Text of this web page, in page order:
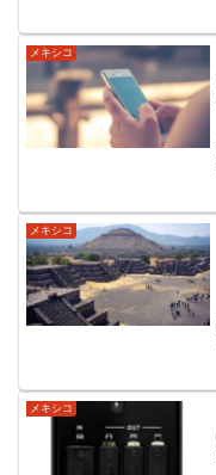
メキシコ
メキシコ
メキシコ